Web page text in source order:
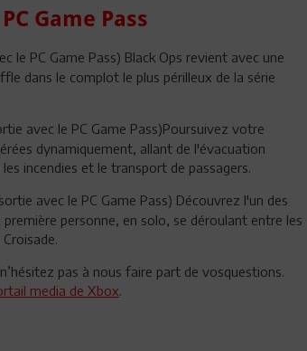
Game Pass
le PC Game Pass) Black Ops revient avec une
dans le complot le plus périlleux de la série
avec le PC Game Pass)Poursuivez votre
dynamiquement, allant de l'évacuation
incendies et le transport de passagers.
avec le PC Game Pass) Découvrez l'un des
personne, en solo, se déroulant entre les
pas à nous faire part de vosquestions.
media de Xbox.